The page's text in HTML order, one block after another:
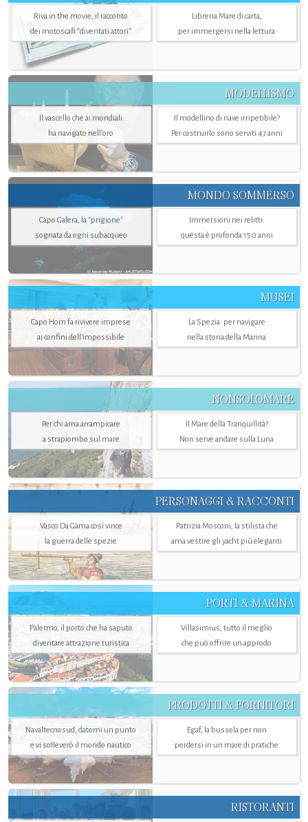
Riva in the movie, il racconto
dei motoscafi “diventati attori”
Libreria Mare di carta,
per immergersi nella lettura
MODELLISMO
Il vascello che ai mondiali
ha navigato nell’oro
Il modellino di nave irripetibile?
Per costruirlo sono serviti 47 anni
MONDO SOMMERSO
Capo Galera, la "prigione"
sognata da ogni subacqueo
Immersioni nei relitti:
questa è profonda 150 anni
MUSEI
Capo Horn fa rivivere imprese
ai confini dell’impossibile
La Spezia. per navigare
nella storia della Marina
NONSOLOMARE
Per chi ama arrampicare
a strapiombo sul mare
Il Mare della Tranquillità?
Non serve andare sulla Luna
PERSONAGGI & RACCONTI
Vasco Da Gama così vince
la guerra delle spezie
Patrizia Mosconi, la stilista che
ama vestire gli yacht più eleganti
PORTI & MARINA
Palermo, il porto che ha saputo
diventare attrazione turistica
Villasimius, tutto il meglio
che può offrire un approdo
PRODOTTI & FORNITORI
Navaltecnosud, datemi un punto
e vi solleverò il mondo nautico
Egaf, la bussola per non
perdersi in un mare di pratiche
RISTORANTI